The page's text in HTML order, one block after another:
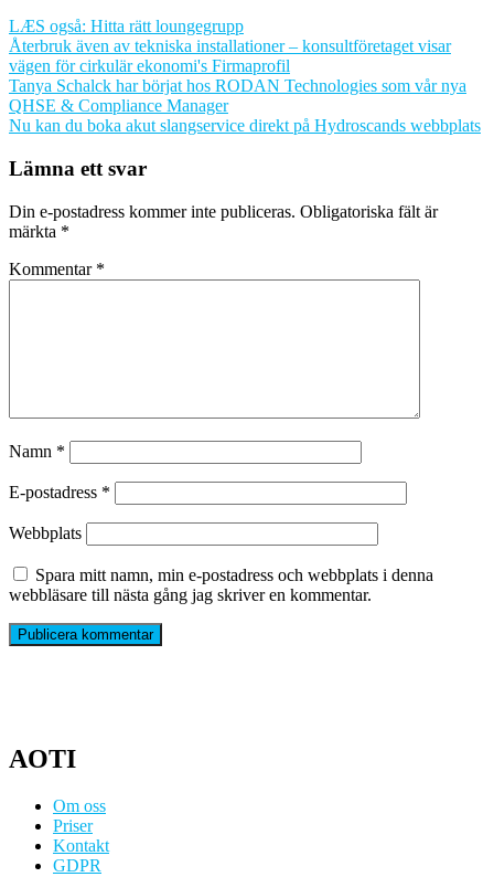
LÆS også: Hitta rätt loungegrupp
Återbruk även av tekniska installationer – konsultföretaget visar
vägen för cirkulär ekonomi's Firmaprofil
Inläggsnavigering
Tanya Schalck har börjat hos RODAN Technologies som vår nya
QHSE & Compliance Manager
Nu kan du boka akut slangservice direkt på Hydroscands webbplats
Lämna ett svar
Din e-postadress kommer inte publiceras. Obligatoriska fält är
märkta *
Kommentar *
Namn *
E-postadress *
Webbplats
Spara mitt namn, min e-postadress och webbplats i denna
webbläsare till nästa gång jag skriver en kommentar.
AOTI
Om oss
Priser
Kontakt
GDPR